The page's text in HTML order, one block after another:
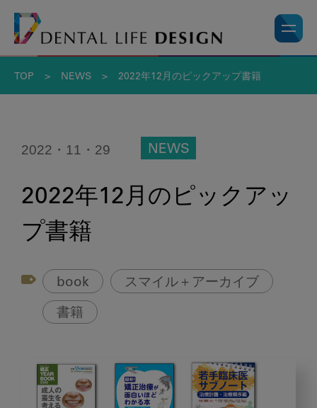
TOP > NEWS > 2022年12月のピックアップ書籍
2022・11・29 NEWS
2022年12月のピックアッ
プ書籍
book スマイル＋アーカイブ
書籍